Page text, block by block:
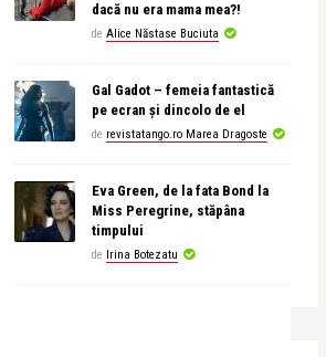
dacă nu era mama mea?!
de Alice Năstase Buciuta
Gal Gadot – femeia fantastică
pe ecran și dincolo de el
de revistatango.ro Marea Dragoste
Eva Green, de la fata Bond la
Miss Peregrine, stăpâna
timpului
de Irina Botezatu